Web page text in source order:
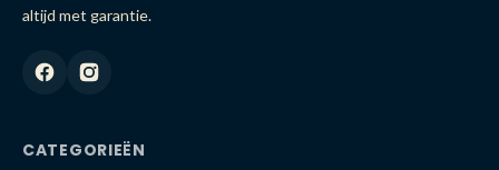
altijd met garantie.
CATEGORIEËN